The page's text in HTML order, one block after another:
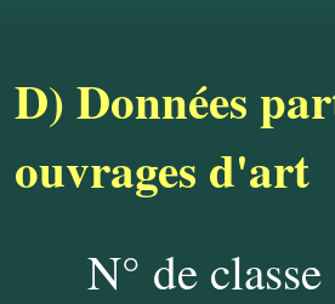
D)Données
ouvrages d'art
N° de